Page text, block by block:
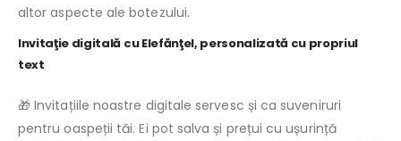
altor aspecte ale botezului.
Invitaţie digitală cu Elefănţel, personalizată cu propriul
text
🎁 Invitațiile noastre digitale servesc și ca suveniruri
pentru oaspeții tăi. Ei pot salva și prețui cu ușurință